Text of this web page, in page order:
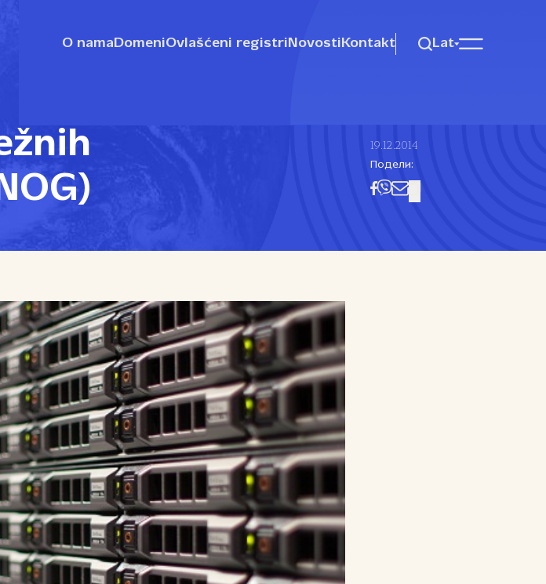
O nama DomeniOvlašćeni registri Novosti Kontakt Lat
19.12.2014
Подели: